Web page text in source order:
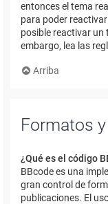
entonces el tema
para poder
posible reactivar un
embargo, lea las
Arriba
Formatos
¿Qué es el código
BBcode es una
gran control de
publicaciones. El